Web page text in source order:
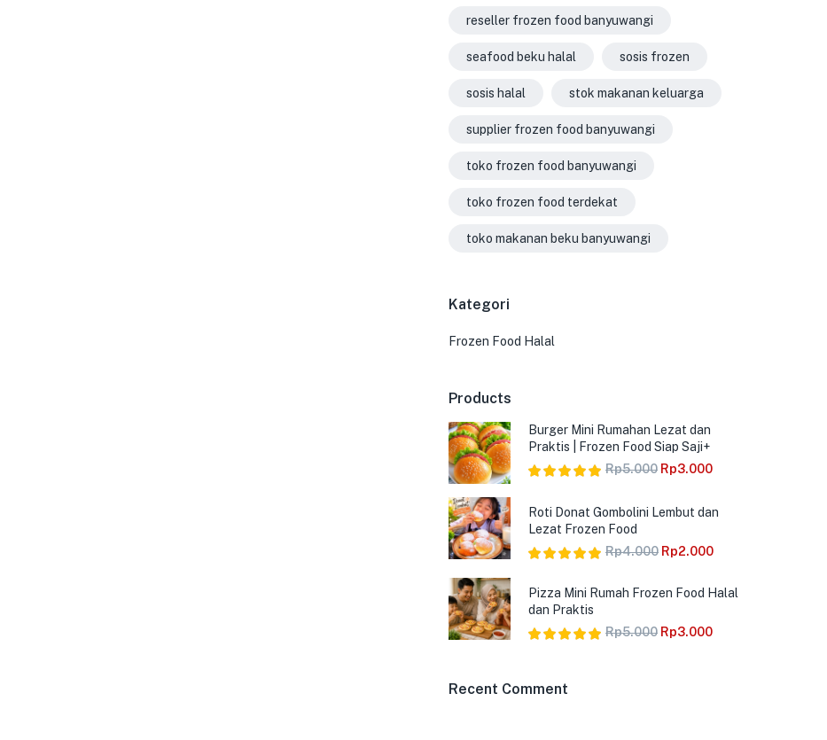
reseller frozen food banyuwangi
seafood beku halal sosis frozen
sosis halal stok makanan keluarga
supplier frozen food banyuwangi
toko frozen food banyuwangi
toko frozen food terdekat
toko makanan beku banyuwangi
Kategori
Frozen Food Halal
Products
Burger Mini Rumahan Lezat dan
Praktis | Frozen Food Siap Saji+
dari 5
Rp5.000 Rp3.000
Roti Donat Gombolini Lembut dan
Lezat Frozen Food
dari 5
Rp4.000 Rp2.000
Pizza Mini Rumah Frozen Food Halal
dan Praktis
Rp5.000 Rp3.000
Recent Comment